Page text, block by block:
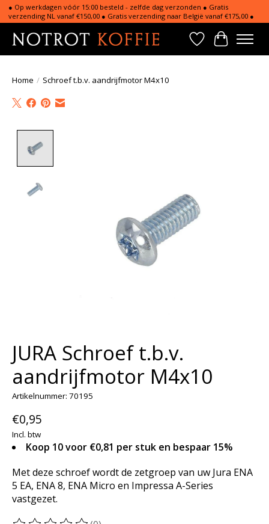
● Op werkdagen vóór 15:00 besteld - zelfde dag verzonden ● Gratis
verzending NL vanaf €150,00 ● Gratis verzending naar België vanaf €175,00 ●
Verlanglijst
Home / Schroef t.b.v. aandrijfmotor M4x10
JURA Schroef t.b.v.
aandrijfmotor M4x10
Artikelnummer: 70195
€0,95
Incl. btw
Koop 10 voor €0,81 per stuk en bespaar 15%
Met deze schroef wordt de zetgroep van uw Jura ENA
5 EA, ENA 8, ENA Micro en Impressa A-Series
vastgezet.